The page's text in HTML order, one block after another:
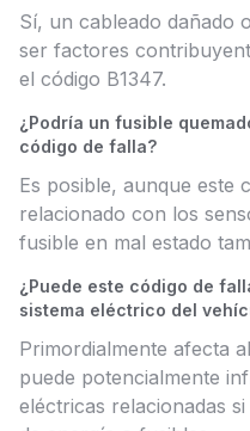
Sí, un cableado dañado
ser factores
el código B1347.
¿Podría un fusible
código de falla?
Es posible, aunque este
relacionado con los
fusible en mal estado
¿Puede este código de
sistema eléctrico del
Primordialmente afecta
puede potencialmente
eléctricas relacionadas